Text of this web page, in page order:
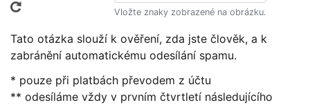
Vložte znaky zobrazené na obrázku.
Tato otázka slouží k ověření, zda jste člověk, a k
zabránění automatickému odesílání spamu.
* pouze při platbách převodem z účtu
** odesíláme vždy v prvním čtvrtletí následujícího